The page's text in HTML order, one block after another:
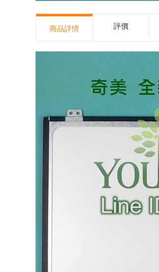
商品詳情 評價